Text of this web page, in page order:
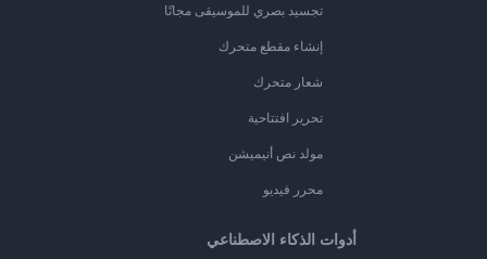
تجسيد بصري للموسيقى مجانًا
إنشاء مقطع متحرك
شعار متحرك
تحرير افتتاحية
مولد نص أنيميشن
محرر فيديو
أدوات الذكاء الاصطناعي